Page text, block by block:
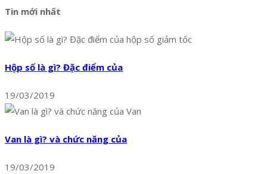
Tin mới nhất
Hộp số là gì? Đặc điểm của
19/03/2019
Van là gì? và chức năng của
19/03/2019